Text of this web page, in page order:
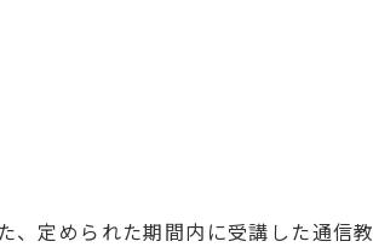
、定められた期間内に受講した通信教